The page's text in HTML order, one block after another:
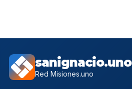
sanignacio.uno
Red Misiones.uno